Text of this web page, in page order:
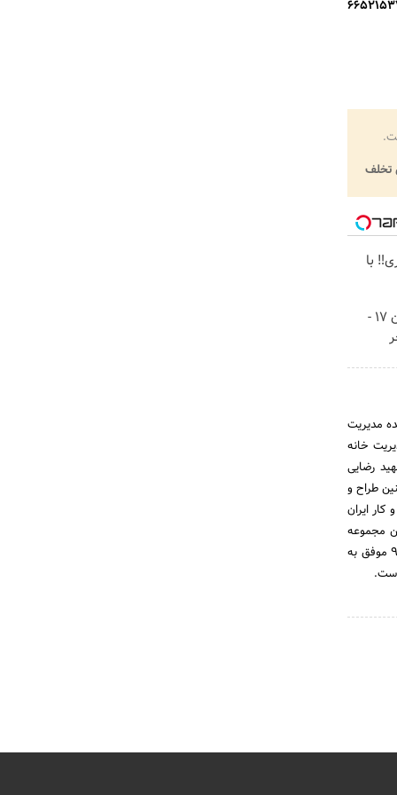
با دبیرخانه این رویداد با شماره‌های ۶۶۵۱۰۹۲۲ و ۶۶۵۲۱۵۳۷
تخلف
با
مک بوک، ایرپاد 4 با آیفون 17 -
مدیریت
خانه
رضایی
طراح و
ایران
مجموعه
برنامه های آموزشی کاملا خاص و تخصصی طراحی و اجرا می شود. خانه کسب و کار ایران در سال های 94 و 95 موفق به